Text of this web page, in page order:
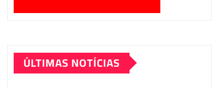
ÚLTIMAS NOTÍCIAS